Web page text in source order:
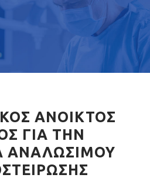
ΑΝΟΙΚΤΟΣ
ΓΙΑ ΤΗΝ
ΑΝΑΛΩΣΙΜΟΥ